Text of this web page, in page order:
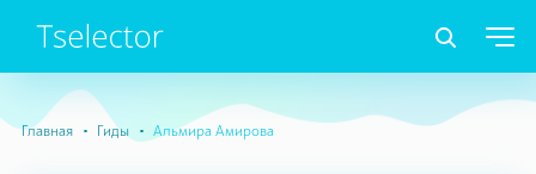
Главная Гиды Альмира Амирова